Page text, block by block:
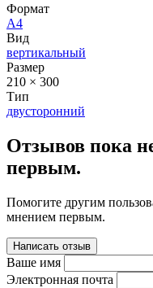
Формат
А4
Вид
вертикальный
Размер
210 × 300
Тип
двусторонний
Отзывов пока
первым.
Помогите другим
мнением первым.
Написать отзыв
Ваше имя
Электронная почта